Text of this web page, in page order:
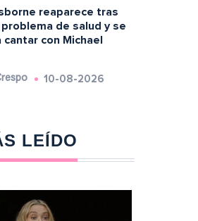
reaparece tras
de salud y se
cantar con Michael
10-08-2026
LEÍDO